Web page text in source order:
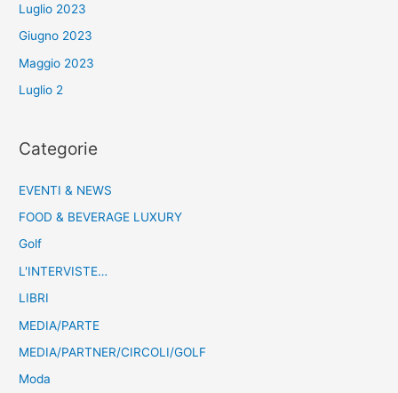
Luglio 2023
Giugno 2023
Maggio 2023
Luglio 2
Categorie
EVENTI & NEWS
FOOD & BEVERAGE LUXURY
Golf
L'INTERVISTE…
LIBRI
MEDIA/PARTE
MEDIA/PARTNER/CIRCOLI/GOLF
Moda